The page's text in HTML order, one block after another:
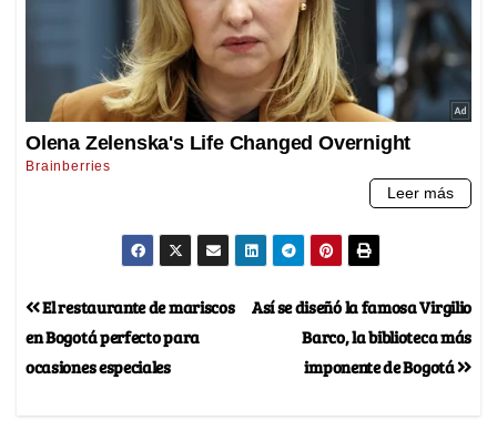
Así se diseñó la famosa Virgilio
Barco, la biblioteca más
imponente de Bogotá
El restaurante de mariscos
en Bogotá perfecto para
ocasiones especiales